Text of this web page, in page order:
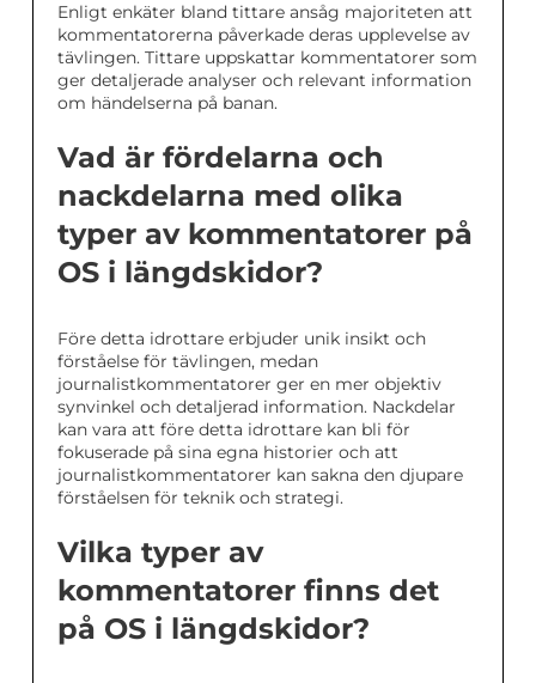
Enligt enkäter bland tittare ansåg majoriteten att
kommentatorerna påverkade deras upplevelse av
tävlingen. Tittare uppskattar kommentatorer som
ger detaljerade analyser och relevant information
om händelserna på banan.
Vad är fördelarna och
nackdelarna med olika
typer av kommentatorer på
OS i längdskidor?
Före detta idrottare erbjuder unik insikt och
förståelse för tävlingen, medan
journalistkommentatorer ger en mer objektiv
synvinkel och detaljerad information. Nackdelar
kan vara att före detta idrottare kan bli för
fokuserade på sina egna historier och att
journalistkommentatorer kan sakna den djupare
förståelsen för teknik och strategi.
Vilka typer av
kommentatorer finns det
på OS i längdskidor?